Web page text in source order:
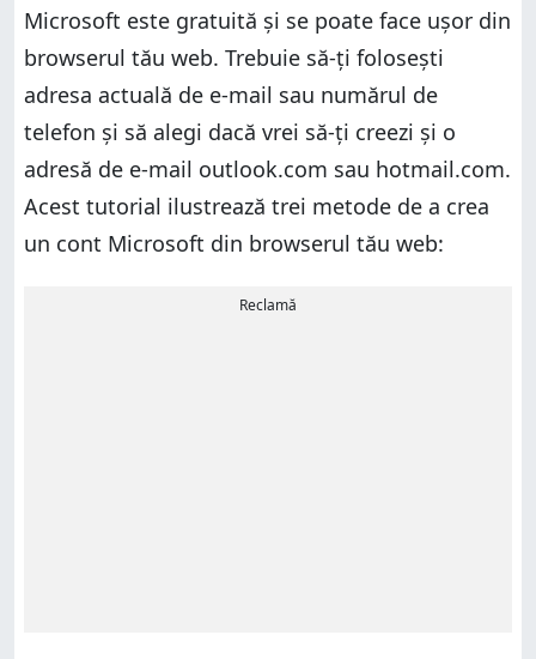
Microsoft este gratuită și se poate face ușor din
browserul tău web. Trebuie să-ți folosești
adresa actuală de e-mail sau numărul de
telefon și să alegi dacă vrei să-ți creezi și o
adresă de e-mail outlook.com sau hotmail.com.
Acest tutorial ilustrează trei metode de a crea
un cont Microsoft din browserul tău web:
Reclamă